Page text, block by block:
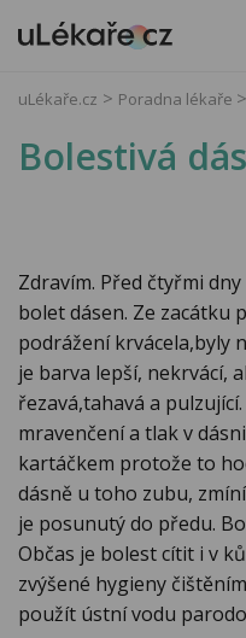
uLékaře.cz Poradna lékaře
Bolestivá
Zdravím. Před čtyřmi
bolet dásen. Ze zacátku
podrážení krvácela,byly
je barva lepší, nekrvácí,
řezavá,tahavá a
mravenčení a tlak v
kartáčkem protože to
dásně u toho zubu,
je posunutý do předu.
Občas je bolest cítit i v
zvýšené hygieny
použít ústní vodu